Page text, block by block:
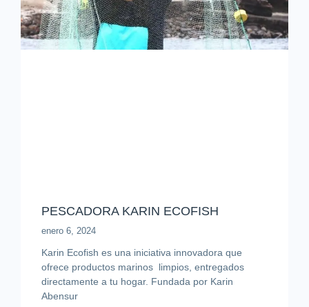
PESCADORA KARIN ECOFISH
enero 6, 2024
Karin Ecofish es una iniciativa innovadora que
ofrece productos marinos limpios, entregados
directamente a tu hogar. Fundada por Karin
Abensur